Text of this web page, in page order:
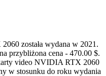
została wydana w 2021.
przybliżona cena - 470.00 $.
video NVIDIA RTX 2060
w stosunku do roku wydania